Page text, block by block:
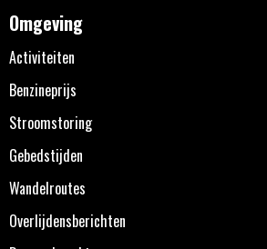
Omgeving
Activiteiten
Benzineprijs
Stroomstoring
Gebedstijden
Wandelroutes
Overlijdensberichten